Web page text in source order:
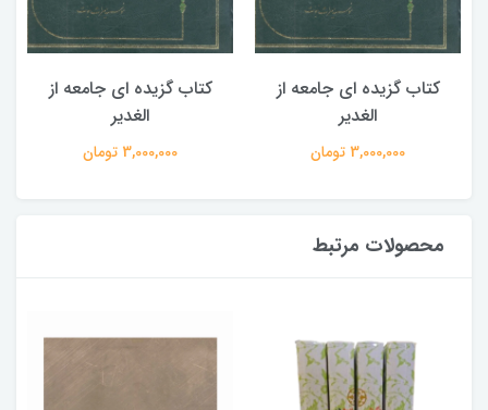
کتاب گزیده ای جامعه از
الغدیر
3,000,000 تومان
کتاب گزیده ای جامعه از
الغدیر
3,000,000 تومان
محصولات مرتبط